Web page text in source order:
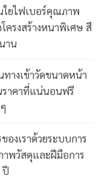
ใยไฟเบอร์คุณภาพ
ครงสร้างหนาพิเศษ สี
าน
างเข้าวัดขนาดหน้า
ราคาที่แน่นอนฟรี
องเราด้วยระบบการ
พวัสดุและฝีมือการ
ปี